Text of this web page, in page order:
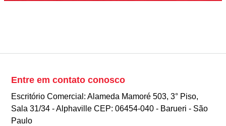
Entre em contato conosco
Escritório Comercial: Alameda Mamoré 503, 3° Piso,
Sala 31/34 - Alphaville CEP: 06454-040 - Barueri - São
Paulo